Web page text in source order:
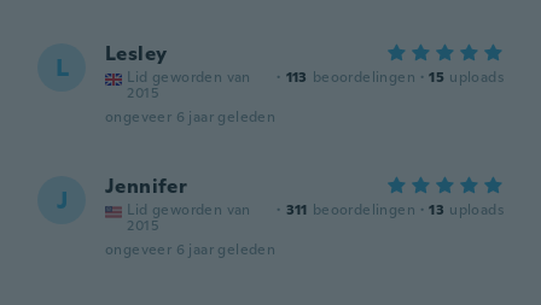
L Lesley
Lid geworden van
2015
· 113 beoordelingen · 15 uploads
ongeveer 6 jaar geleden
J Jennifer
Lid geworden van
2015
· 311 beoordelingen · 13 uploads
ongeveer 6 jaar geleden